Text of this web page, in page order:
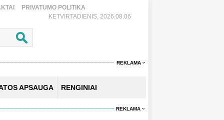
PRIVATUMO POLITIKA
KETVIRTADIENIS, 2026.08.06
REKLAMA
APSAUGA RENGINIAI
REKLAMA